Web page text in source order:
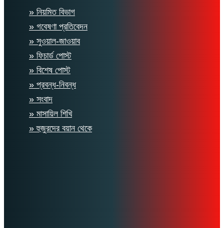
» নিয়মিত বিভাগ
» গবেষণা প্রতিবেদন
» সুওয়াল-জাওয়াব
» ফিচার্ড পোস্ট
» বিশেষ পোস্ট
» প্রবন্ধ-নিবন্ধ
» সংবাদ
» মাসায়িল শিখি
» হুজুরদের বয়ান থেকে